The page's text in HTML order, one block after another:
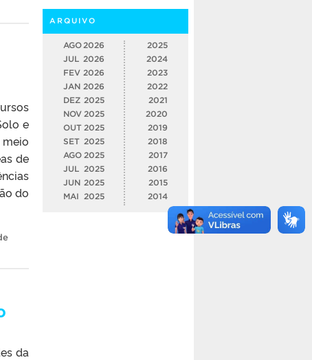
e
meio
de
do
da
ARQUIVO
AGO 2026
JUL 2026
FEV 2026
JAN 2026
DEZ 2025
NOV 2025
OUT 2025
SET 2025
AGO 2025
JUL
2025
JUN 2025
MAI
2025
2025
2024
2023
2022
2021
2020
2019
2018
2017
2016
2015
2014